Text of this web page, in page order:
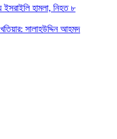
হামলা, নিহত ৮
সালাহউদ্দিন আহমদ